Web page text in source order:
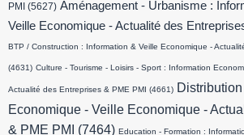
PMI (5627) Aménagement - Urbanisme :
Veille Economique - Actualité des
BTP / Construction : Information & Veille Economique -
(4631) Culture - Tourisme - Loisirs - Sport : Information
Actualité des Entreprises & PME PMI (4661)
Economique - Veille Economique -
& PME PMI
(7464) Education - Formation :